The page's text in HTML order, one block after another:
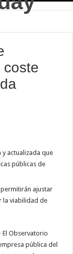
coste
actualizada que
públicas de
ajustar
la viabilidad de
El Observatorio
pública del